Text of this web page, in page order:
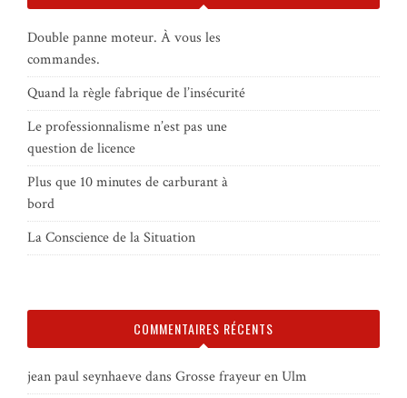
Double panne moteur. À vous les
commandes.
Quand la règle fabrique de l’insécurité
Le professionnalisme n’est pas une
question de licence
Plus que 10 minutes de carburant à
bord
La Conscience de la Situation
COMMENTAIRES RÉCENTS
jean paul seynhaevedans Grosse frayeur en Ulm